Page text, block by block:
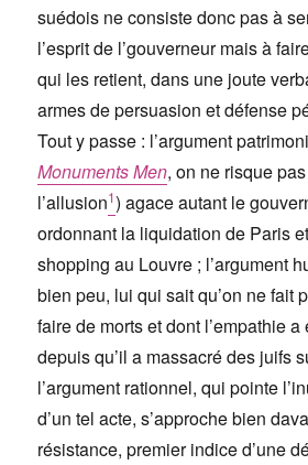
suédois ne consiste donc pas à
l’esprit de l’gouverneur mais à
qui les retient, dans une joute
armes de persuasion et défense
Tout y passe : l’argument
Monuments Men, on ne risque
l’allusion1) agace autant le
ordonnant la liquidation de Paris
shopping au Louvre ; l’argument
bien peu, lui qui sait qu’on ne fait
faire de morts et dont l’empathie
depuis qu’il a massacré des juifs
l’argument rationnel, qui pointe
d’un tel acte, s’approche bien
résistance, premier indice d’une